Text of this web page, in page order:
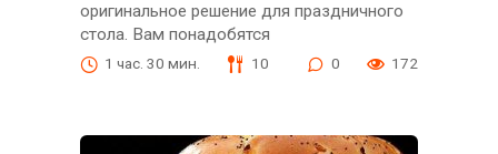
оригинальное решение для праздничного
стола. Вам понадобятся
1 час. 30 мин. 10 0 172